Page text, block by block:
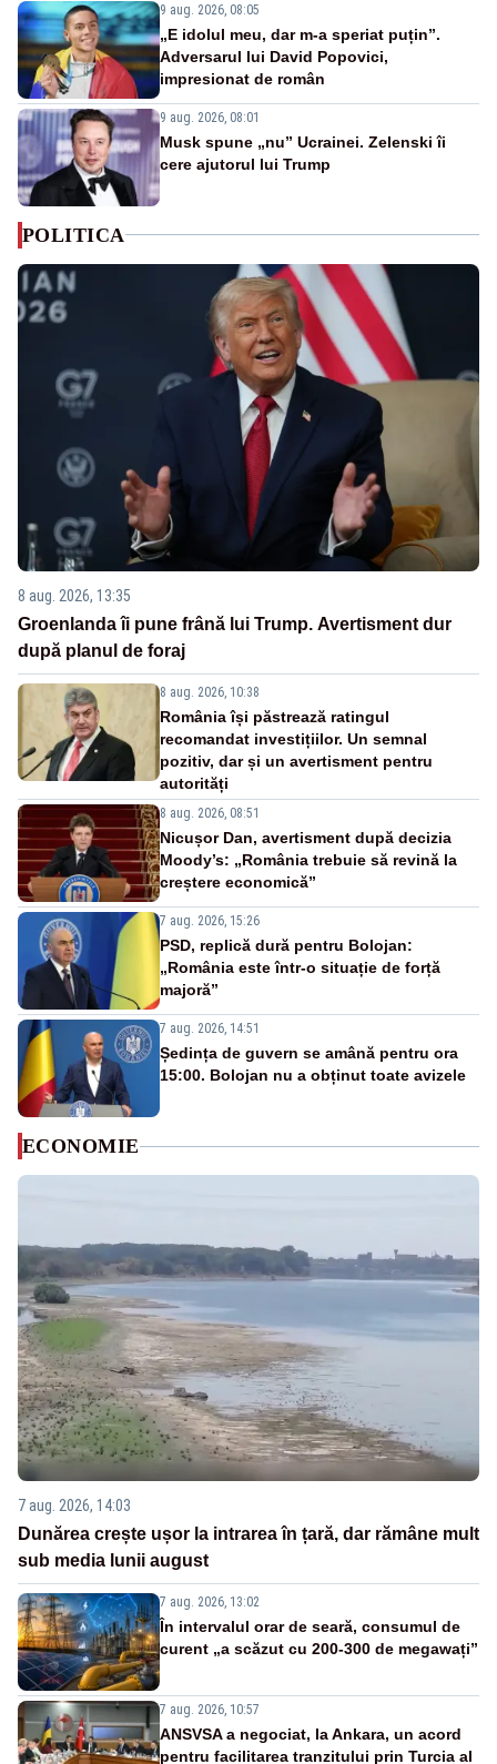
9 aug. 2026, 08:05
„E idolul meu, dar m-a speriat puțin”.
Adversarul lui David Popovici,
impresionat de român
9 aug. 2026, 08:01
Musk spune „nu” Ucrainei. Zelenski îi
cere ajutorul lui Trump
POLITICA
8 aug. 2026, 13:35
Groenlanda îi pune frână lui Trump. Avertisment dur
după planul de foraj
8 aug. 2026, 10:38
România își păstrează ratingul
recomandat investițiilor. Un semnal
pozitiv, dar și un avertisment pentru
autorități
8 aug. 2026, 08:51
Nicușor Dan, avertisment după decizia
Moody’s: „România trebuie să revină la
creștere economică”
7 aug. 2026, 15:26
PSD, replică dură pentru Bolojan:
„România este într-o situație de forță
majoră”
7 aug. 2026, 14:51
Ședința de guvern se amână pentru ora
15:00. Bolojan nu a obținut toate avizele
ECONOMIE
7 aug. 2026, 14:03
Dunărea crește ușor la intrarea în țară, dar rămâne mult
sub media lunii august
7 aug. 2026, 13:02
În intervalul orar de seară, consumul de
curent „a scăzut cu 200-300 de megawați”
7 aug. 2026, 10:57
ANSVSA a negociat, la Ankara, un acord
pentru facilitarea tranzitului prin Turcia al